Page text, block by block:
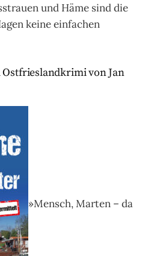
und Häme sind die
keine einfachen
von Jan
»Mensch, Marten – da